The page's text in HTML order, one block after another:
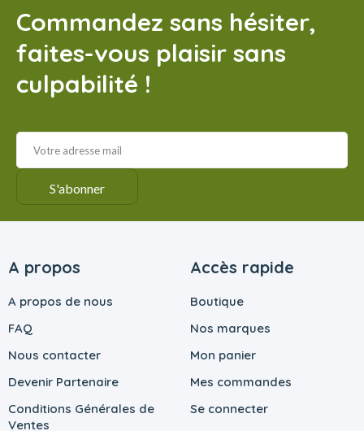
Commandez sans hésiter,
faites-vous plaisir sans
culpabilité !
A propos
A propos de nous
FAQ
Nous contacter
Devenir Partenaire
Conditions Générales de
Ventes
Accès rapide
Boutique
Nos marques
Mon panier
Mes commandes
Se connecter